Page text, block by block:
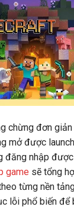
chừng đơn giản
mở được
đăng nhập
game sẽ tổng
từng nền
lỗi phổ biến để